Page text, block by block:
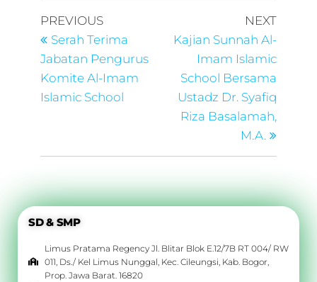
PREVIOUS
Serah Terima
Jabatan Pengurus
Komite Al-Imam
Islamic School
NEXT
Kajian Sunnah Al-
Imam Islamic
School Bersama
Ustadz Dr. Syafiq
Riza Basalamah,
M.A.
SD & SMP
Limus Pratama Regency Jl. Blitar Blok E.12/7B RT 004/ RW
011, Ds./ Kel Limus Nunggal, Kec. Cileungsi, Kab. Bogor,
Prop. Jawa Barat. 16820